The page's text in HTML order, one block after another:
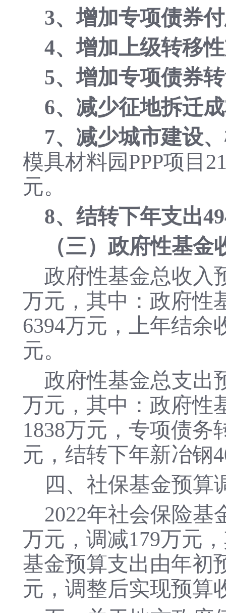
3、增加专项债券
4、增加上级转移
5、增加专项债券
6、减少征地拆迁
7、减少城市建设
模具材料园PPP项目
元。
8、结转下年支出
（三）政府性基
政府性基金总收入
万元，其中：政府性
6394万元，上年结余
元。
政府性基金总支出
万元，其中：政府性
1838万元，专项债务
元，结转下年新冶钢
四、社保基金预算
2022年社会保险基
万元，调减179万元
基金预算支出由年初
元，调整后实现预算